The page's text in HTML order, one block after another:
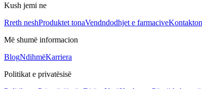
Kush jemi ne
Rreth neshProduktet tonaVendndodhjet e farmacive
Më shumë informacion
BlogNdihmëKarriera
Politikat e privatësisë